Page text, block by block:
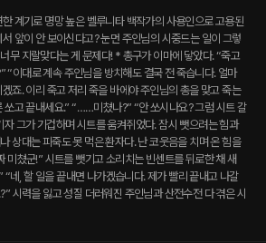
계기로 명망 높은 벨루니타 백작가의 사용인으로 고용된
앞이 안 보이신다고? 눈먼 주인님의 시중드는 일이 그렇
무 지랄맞다는 게 문제다! * 총구가 이마에 닿았다. “죽고
“이대로 계속 주인님을 방치해도 결국 전 죽습니다. 얼마
죠. 이리 죽고 저리 죽을 바에야 주인님의 총을 맞고 죽는
쏘고 끝내세요.” “……미쳤나?” “안 쏘시나요? 그럼 시트 갈
자 그가 기겁하며 시트를 움켜쥐었다. 잠시 뺏으려는 힘과
상대는 피죽도 못 먹은 환자다. 난 코웃음을 치며 온 힘을
미쳤군!” 시트를 뺏기고 소리치는 빈센트를 뒤로한 채 새
“네, 할 일을 끝내면 나가겠습니다. 제가 빨리 끝내고 나갈
시력을 잃고 성질 더러워진 주인님과 산전수전 다 겪은 시